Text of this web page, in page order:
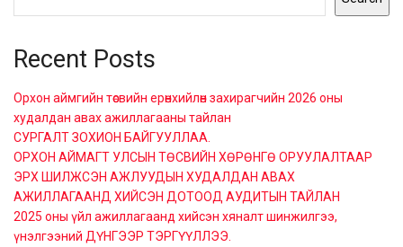
Recent Posts
Орхон аймгийн төсвийн ерөнхийлөн захирагчийн 2026 оны
худалдан авах ажиллагааны тайлан
СУРГАЛТ ЗОХИОН БАЙГУУЛЛАА.
ОРХОН АЙМАГТ УЛСЫН ТӨСВИЙН ХӨРӨНГӨ ОРУУЛАЛТААР
ЭРХ ШИЛЖСЭН АЖЛУУДЫН ХУДАЛДАН АВАХ
АЖИЛЛАГААНД ХИЙСЭН ДОТООД АУДИТЫН ТАЙЛАН
2025 оны үйл ажиллагаанд хийсэн хяналт шинжилгээ,
үнэлгээний ДҮНГЭЭР ТЭРГҮҮЛЛЭЭ.